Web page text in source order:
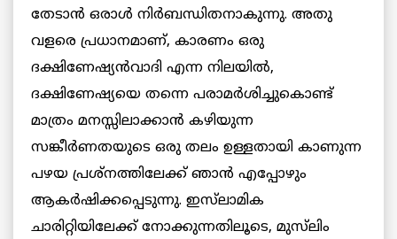
തേടാൻ ഒരാൾ നിർബന്ധിതനാകുന്നു. അതു
വളരെ പ്രധാനമാണ്, കാരണം ഒരു
ദക്ഷിണേഷ്യൻവാദി എന്ന നിലയിൽ,
ദക്ഷിണേഷ്യയെ തന്നെ പരാമർശിച്ചുകൊണ്ട്
മാത്രം മനസ്സിലാക്കാൻ കഴിയുന്ന
സങ്കീർണതയുടെ ഒരു തലം ഉള്ളതായി കാണുന്ന
പഴയ പ്രശ്നത്തിലേക്ക് ഞാൻ എപ്പോഴും
ആകർഷിക്കപ്പെടുന്നു. ഇസ്‌ലാമിക
ചാരിറ്റിയിലേക്ക് നോക്കുന്നതിലൂടെ, മുസ്‌ലിം